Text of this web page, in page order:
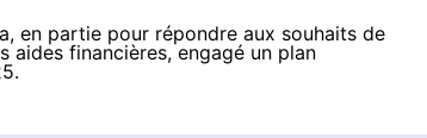
en partie pour répondre aux souhaits de
aides financières,engagé un plan